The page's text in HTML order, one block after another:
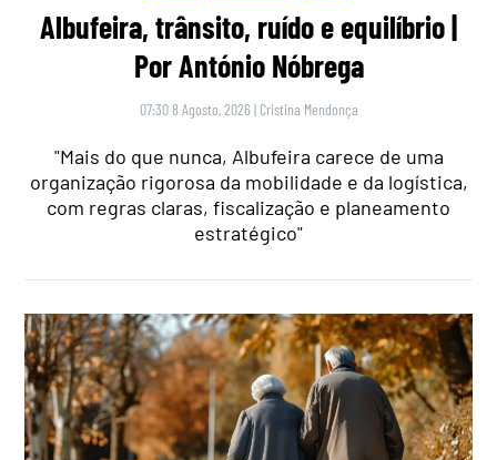
Albufeira, trânsito, ruído e equilíbrio |
Por António Nóbrega
07:30 8 Agosto, 2026 | Cristina Mendonça
"Mais do que nunca, Albufeira carece de uma
organização rigorosa da mobilidade e da logística,
com regras claras, fiscalização e planeamento
estratégico"